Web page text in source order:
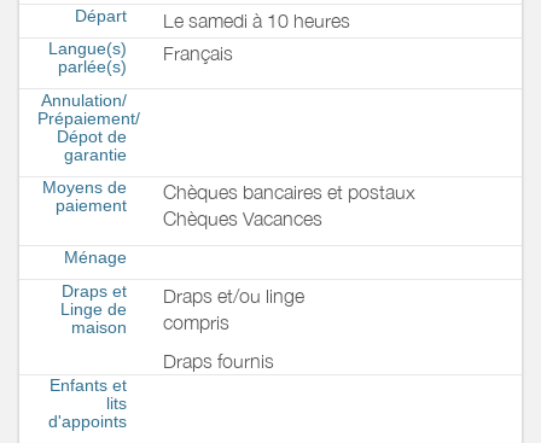
Départ Le samedi à 10 heures
Langue(s)
parlée(s)
Français
Annulation/
Prépaiement/
Dépot de
garantie
Moyens de
paiement
Chèques bancaires et postaux
Chèques Vacances
Ménage
Draps et
Linge de
maison
Draps et/ou linge
compris
Draps fournis
Enfants et
lits
d'appoints